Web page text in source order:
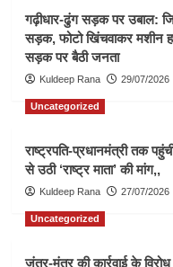
गढ़ीधार-ढुंग सड़क पर उबाल:
सड़क, फोटो खिंचवाकर मशीन
सड़क पर बैठी जनता
Kuldeep Rana 29/07/2026
Uncategorized
राष्ट्रपति-प्रधानमंत्री तक
से उठी ‘राष्ट्र माता’ की मांग,,
Kuldeep Rana 27/07/2026
Uncategorized
जंतर-मंतर की कार्रवाई के